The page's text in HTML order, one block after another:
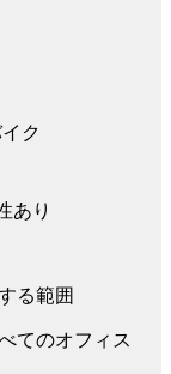
ク
あり
る範囲
てのオフィス